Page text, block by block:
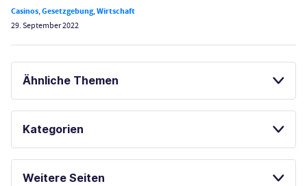
Casinos,Gesetzgebung,Wirtschaft
29. September 2022
Ähnliche Themen
SPORTWETTEN ONLINE SPORTWETTEN
Kategorien
Weitere Seiten